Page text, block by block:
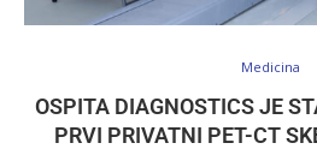
Medicina
OSPITA DIAGNOSTICS JE
PRVI PRIVATNI PET-CT